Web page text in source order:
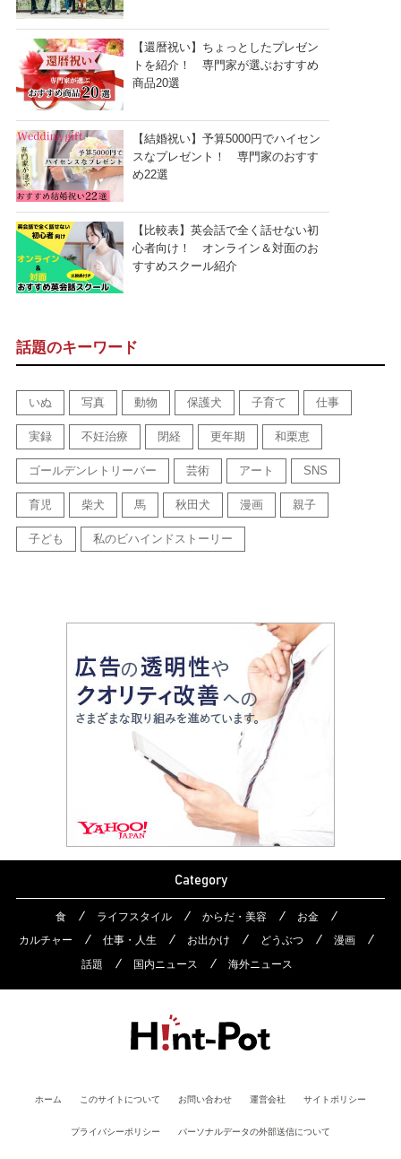
【還暦祝い】ちょっとしたプレゼン
トを紹介！ 専門家が選ぶおすすめ
商品20選
【結婚祝い】予算5000円でハイセン
スなプレゼント！ 専門家のおすす
め22選
【比較表】英会話で全く話せない初
心者向け！ オンライン＆対面のお
すすめスクール紹介
話題のキーワード
いぬ 写真 動物 保護犬 子育て 仕事
実録 不妊治療 閉経 更年期 和栗恵
ゴールデンレトリーバー 芸術 アート SNS
育児 柴犬 馬 秋田犬 漫画 親子
子ども 私のビハインドストーリー
Category
食 ライフスタイル からだ・美容
お金
カルチャー
仕事・人生 お出かけ どうぶつ
漫画
話題
国内ニュース 海外ニュース
ホーム このサイトについて お問い合わせ 運営会社 サイトポリシー
プライバシーポリシー パーソナルデータの外部送信について